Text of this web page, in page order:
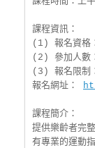
課程資訊：
(1) 報名資格
(2) 參加人數
(3) 報名限制
報名網址：
課程簡介：
提供樂齡者完
有專業的運動